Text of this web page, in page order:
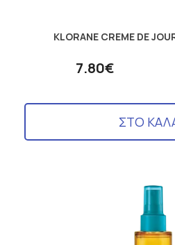
KLORANE CREME DE
7.80€
ΣΤΟ